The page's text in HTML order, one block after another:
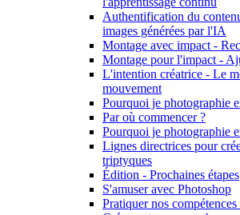
Authentification du
images générées par l'IA
Montage avec impact -
Montage pour l'impact -
L'intention créatrice - Le
mouvement
Pourquoi je photographie
Par où commencer ?
Pourquoi je photographie
Lignes directrices pour
triptyques
Édition - Prochaines étapes
S'amuser avec Photoshop
Pratiquer nos